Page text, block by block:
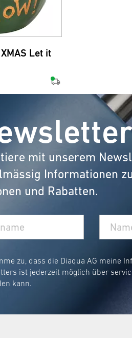
Let it
mit unserem
Informationen
und Rabatten.
zu, dass die Diaqua AG meine
ist jederzeit möglich über
kann.